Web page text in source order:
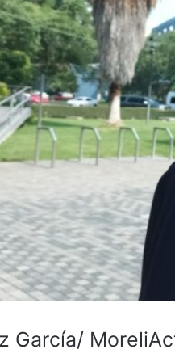
García/